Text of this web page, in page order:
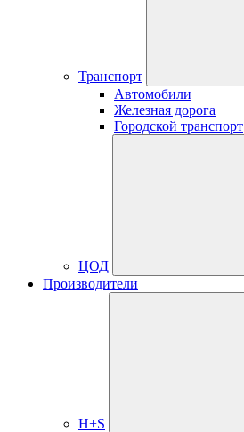
Транспорт
Автомобили
Железная дорога
Городской транспорт
ЦОД
Производители
H+S